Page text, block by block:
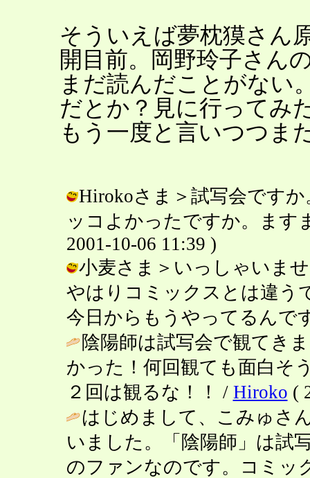
そういえば夢枕獏さん
開目前。岡野玲子さん
まだ読んだことがない
だとか？見に行ってみ
もう一度と言いつつま
Hirokoさま＞試写会です
ッコよかったですか。ます
2001-10-06 11:39 )
小麦さま＞いっしゃいま
やはりコミックスとは違う
今日からもうやってるんで
陰陽師は試写会で観てき
かった！何回観ても面白
２回は観るな！！ / Hiroko (
はじめまして、こみゅさ
いました。「陰陽師」は試
のファンなのです。コミッ